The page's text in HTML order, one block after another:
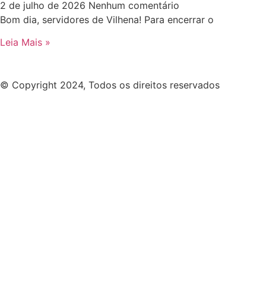
2 de julho de 2026 Nenhum comentário
Bom dia, servidores de Vilhena! Para encerrar o
Leia Mais »
© Copyright 2024, Todos os direitos reservados